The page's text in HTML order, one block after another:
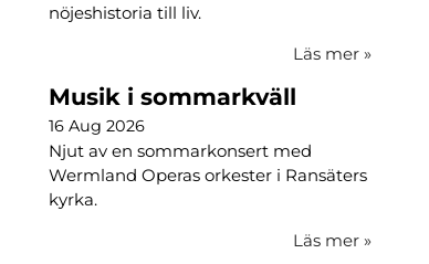
nöjeshistoria till liv.
Läs mer »
Musik i sommarkväll
16 Aug 2026
Njut av en sommarkonsert med
Wermland Operas orkester i Ransäters
kyrka.
Läs mer »